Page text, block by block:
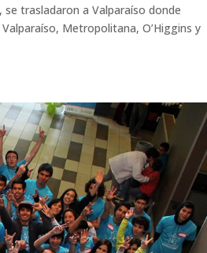
trasladaron a Valparaíso donde
Metropolitana, O’Higgins y